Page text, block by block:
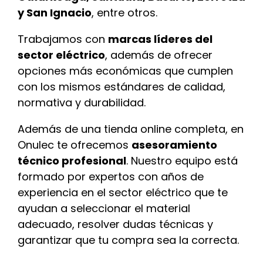
y San Ignacio, entre otros.
Trabajamos con marcas líderes del
sector eléctrico, además de ofrecer
opciones más económicas que cumplen
con los mismos estándares de calidad,
normativa y durabilidad.
Además de una tienda online completa, en
Onulec te ofrecemos asesoramiento
técnico profesional. Nuestro equipo está
formado por expertos con años de
experiencia en el sector eléctrico que te
ayudan a seleccionar el material
adecuado, resolver dudas técnicas y
garantizar que tu compra sea la correcta.